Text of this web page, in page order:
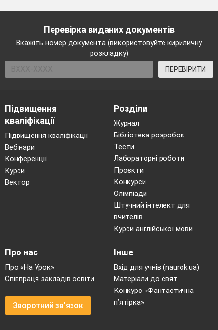
Перевірка виданих документів
Вкажіть номер документа (використовуйте кириличну
розкладку)
ПЕРЕВІРИТИ
Підвищення
кваліфікації
Підвищення кваліфікації
Вебінари
Конференції
Курси
Вектор
Розділи
Журнал
Бібліотека розробок
Тести
Лабораторні роботи
Проєкти
Конкурси
Олімпіади
Штучний інтелект для
вчителів
Курси англійської мови
Про нас
Про «На Урок»
Співпраця закладів освіти
Зворотний зв'язок
Інше
Вхід для учнів (naurok.ua)
Матеріали до свят
Конкурс «Фантастична
п’ятірка»